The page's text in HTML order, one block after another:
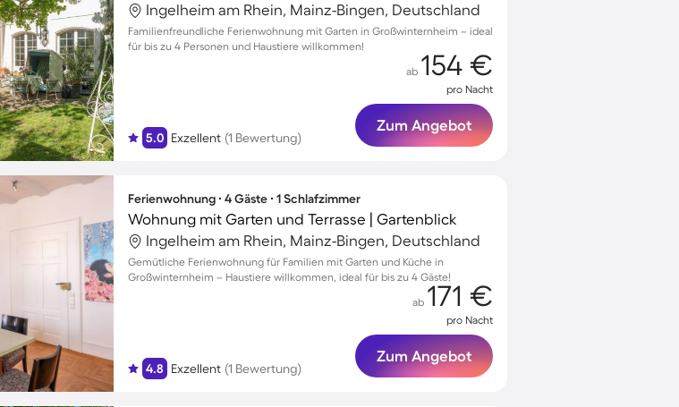
Ingelheim am Rhein, Mainz-Bingen, Deutschland
Familienfreundliche Ferienwohnung mit Garten in Großwinternheim – ideal
für bis zu 4 Personen und Haustiere willkommen!
5.0 Exzellent (1 Bewertung)
ab 154 €
pro Nacht
Zum Angebot
Ferienwohnung ∙ 4 Gäste ∙ 1 Schlafzimmer
Wohnung mit Garten und Terrasse | Gartenblick
Ingelheim am Rhein, Mainz-Bingen, Deutschland
Gemütliche Ferienwohnung für Familien mit Garten und Küche in
Großwinternheim – Haustiere willkommen, ideal für bis zu 4 Gäste!
4.8 Exzellent (1 Bewertung)
ab 171 €
pro Nacht
Zum Angebot